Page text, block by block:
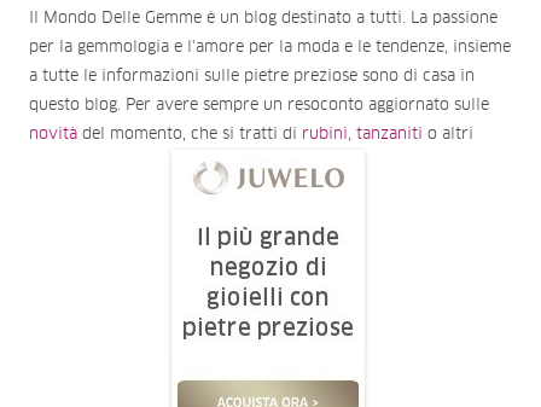
Il Mondo Delle Gemme è un blog destinato a tutti. La passione
per la gemmologia e l'amore per la moda e le tendenze, insieme
a tutte le informazioni sulle pietre preziose sono di casa in
questo blog. Per avere sempre un resoconto aggiornato sulle
novità del momento, che si tratti di rubini, tanzaniti o altri